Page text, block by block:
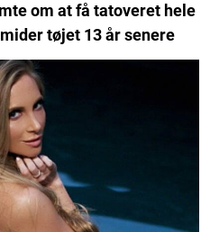
om at få tatoveret hele
tøjet 13 år senere